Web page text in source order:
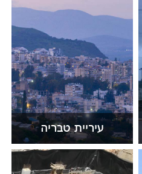
עיריית טבריה